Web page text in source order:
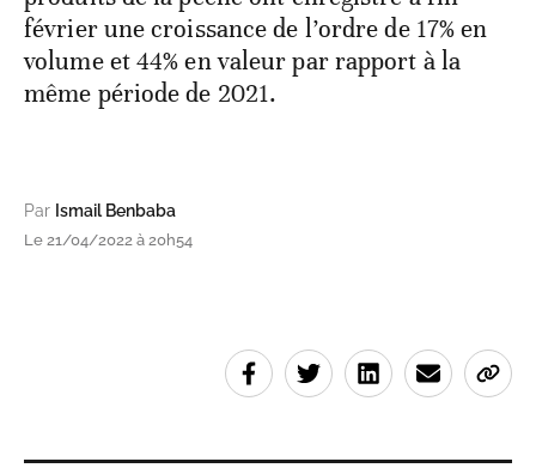
février une croissance de l’ordre de 17% en
volume et 44% en valeur par rapport à la
même période de 2021.
Par Ismail Benbaba
Le 21/04/2022 à 20h54